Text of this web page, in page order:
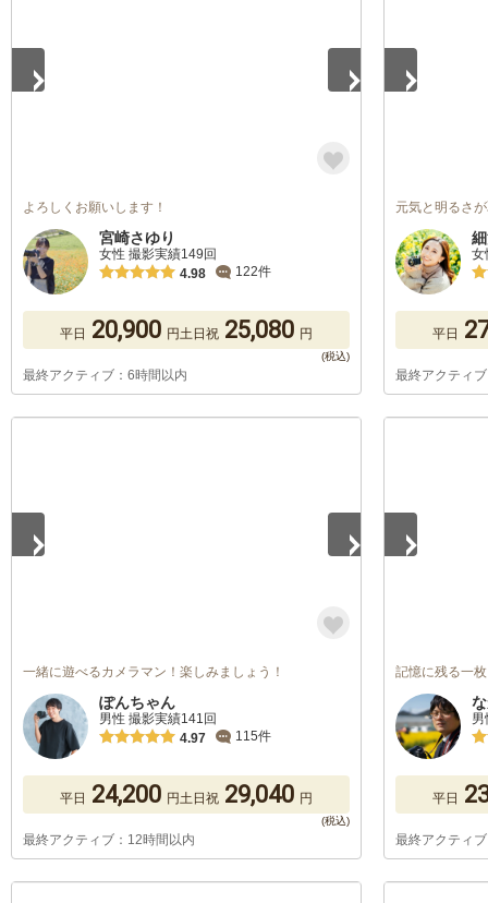
よろしくお願いします！
宮崎さゆり
女性 撮影実績149回
4.98
122件
平日 20,900 円土日祝 25,080 円
最終アクティブ：6時間以内
元気と明るさ
女
平日
最終アクティ
一緒に遊べるカメラマン！楽しみましょう！
ぽんちゃん
男性 撮影実績141回
4.97
115件
平日 24,200 円土日祝 29,040 円
最終アクティブ：12時間以内
記憶に残る一
平日
最終アクティ